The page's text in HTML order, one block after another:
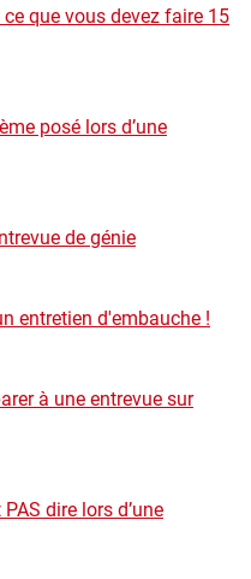
que vous devez faire 15
posé lors d’une
de génie
entretien d'embauche !
à une entrevue sur
dire lors d’une